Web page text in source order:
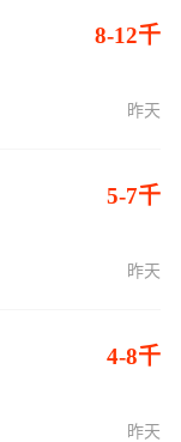
8-12千
昨天
5-7千
昨天
4-8千
昨天